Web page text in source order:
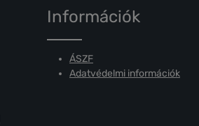
Információk
ÁSZF
Adatvédelmi információk